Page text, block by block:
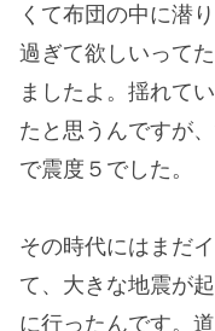
くて布団の中に潜
過ぎて欲しいって
ましたよ。揺れて
たと思うんですが
で震度５でした。
その時代にはまだ
て、大きな地震が
に行ったんです。